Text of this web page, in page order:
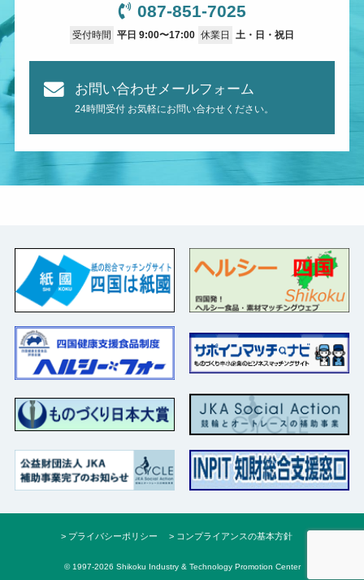
087-851-7025
受付時間 平日 9:00〜17:00 休業日 土・日・祝日
お問い合わせメールフォーム
24時間受付 お気軽にお問い合わせください。
プライバシーポリシー コンプライアンスの基本方針
© 1997-2026 Shikoku Industry & Technology Promotion Center